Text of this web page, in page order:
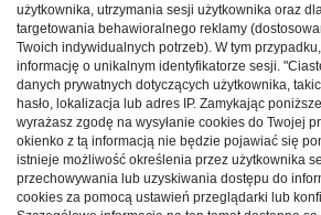
Babiogórskiego Parku Narodowego.
znakomite położenie, stanowi
dla turystów, którzy chcą zdobyć nie
także eksplorować pasma Policy i
również wspomnieć, że Zawoja to
najdłuższa wieś w Polsce (ciągnie się
kilometrów), mająca dobrze
użytkownika, utrzymania sesji użytkownika oraz
targetowania behawioralnego reklamy
Twoich indywidualnych potrzeb). W tym
informację o unikalnym identyfikatorze sesji.
danych prywatnych dotyczących użytkownika,
hasło, lokalizacja lub adres IP. Zamykając
wyrażasz zgodę na wysyłanie cookies do Twojej
okienko z tą informacją nie będzie pojawiać się
istnieje możliwość określenia przez użytkownika
przechowywania lub uzyskiwania dostępu do
cookies za pomocą ustawień przeglądarki lub